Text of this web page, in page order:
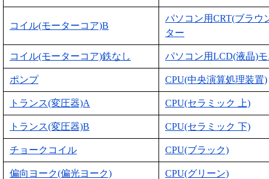
コイル(モーターコア)B
パソコン用CRT(ブラウ
ター
コイル(モーターコア)鉄なし パソコン用LCD(液晶)
ポンプ CPU(中央演算処理装置)
トランス(変圧器)A CPU(セラミック 上)
トランス(変圧器)B CPU(セラミック 下)
チョークコイル CPU(ブラック)
偏向ヨーク(偏光ヨーク) CPU(グリーン)